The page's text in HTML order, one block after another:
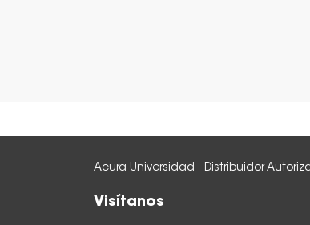
Acura Universidad - Distribuidor
Visítanos